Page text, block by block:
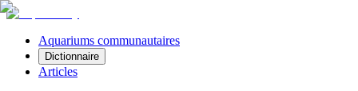
Aquariums communautaires
Dictionnaire
Articles